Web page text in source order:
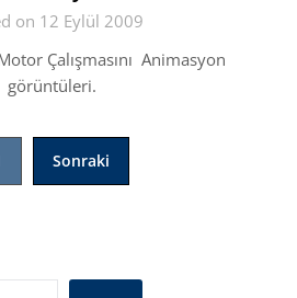
on 12 Eylül 2009
Çalışmasını Animasyon
görüntüleri.
Sonraki